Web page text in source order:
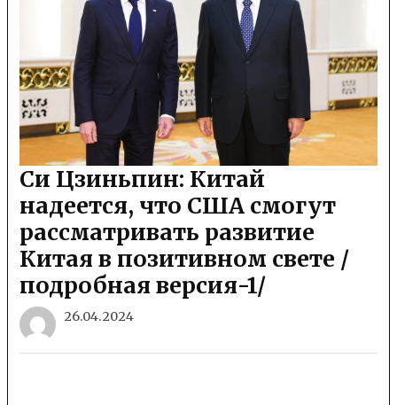
Си Цзиньпин: Китай
надеется, что США смогут
рассматривать развитие
Китая в позитивном свете /
подробная версия-1/
26.04.2024